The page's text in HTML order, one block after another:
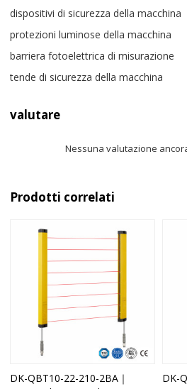
dispositivi di sicurezza della macchina
protezioni luminose della macchina
barriera fotoelettrica di misurazione
tende di sicurezza della macchina
valutare
Nessuna valutazione
Prodotti correlati
DK-QBT10-22-210-2BA｜
DK-